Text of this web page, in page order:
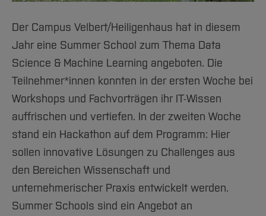
Der Campus Velbert/Heiligenhaus hat in diesem
Jahr eine Summer School zum Thema Data
Science & Machine Learning angeboten. Die
Teilnehmer*innen konnten in der ersten Woche bei
Workshops und Fachvorträgen ihr IT-Wissen
auffrischen und vertiefen. In der zweiten Woche
stand ein Hackathon auf dem Programm: Hier
sollen innovative Lösungen zu Challenges aus
den Bereichen Wissenschaft und
unternehmerischer Praxis entwickelt werden.
Summer Schools sind ein Angebot an